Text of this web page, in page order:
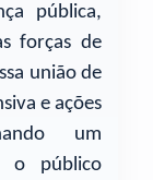
pública,
forças de
união de
e ações
um
o público